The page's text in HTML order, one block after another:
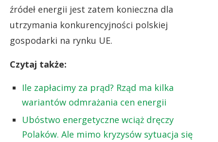
źródeł energii jest zatem konieczna dla
utrzymania konkurencyjności polskiej
gospodarki na rynku UE.
Czytaj także:
Ile zapłacimy za prąd? Rząd ma kilka
wariantów odmrażania cen energii
Ubóstwo energetyczne wciąż dręczy
Polaków. Ale mimo kryzysów sytuacja się